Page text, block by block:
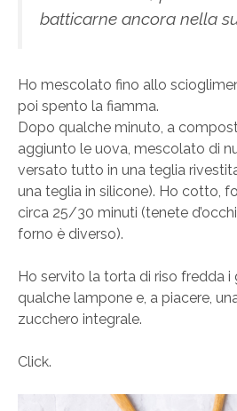
batticarne ancora nella
Ho mescolato fino allo
poi spento la fiamma.
Dopo qualche minuto, a
aggiunto le uova, mescolato di
versato tutto in una teglia
una teglia in silicone). Ho cotto,
circa 25/30 minuti (tenete
forno è diverso).
Ho servito la torta di riso fredda i
qualche lampone e, a piacere,
zucchero integrale.
Click.